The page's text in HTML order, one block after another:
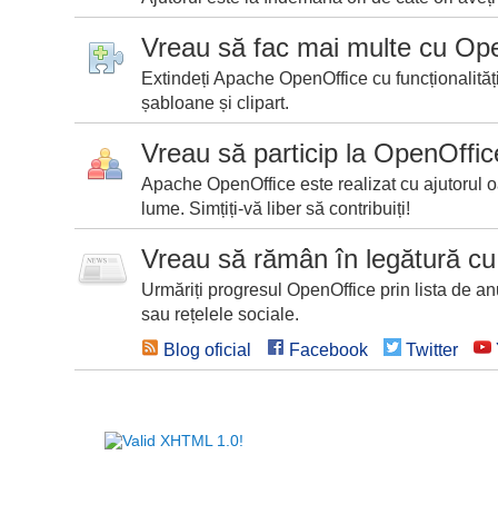
Vreau să fac mai multe cu
Extindeți Apache OpenOffice cu
șabloane și clipart.
Vreau să particip la
Apache OpenOffice este realizat cu ajutorul
lume. Simțiți-vă liber să contribuiți!
Vreau să rămân în legătură
Urmăriți progresul OpenOffice prin lista de
sau rețelele sociale.
Blog oficial
Facebook Twitter